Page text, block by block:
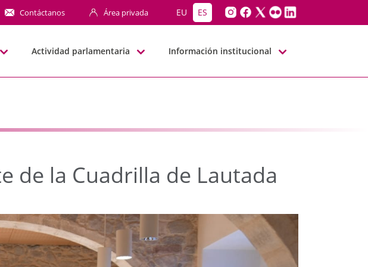
la Cuadrilla de Lautada -
Contáctanos Área privada EU ES
Actividad parlamentaria Información institucional
de la Cuadrilla de Lautada